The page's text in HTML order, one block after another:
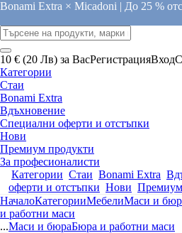
Bonami Extra × Micadoni | До 25 %
10 € (20 Лв) за ВасРегистрацияВход
Категории
Стаи
Bonami Extra
Вдъхновение
Специални оферти и отстъпки
Нови
Премиум продукти
За професионалисти
Категории Стаи Bonami Extra
оферти и отстъпки Нови
НачалоКатегорииМебелиМаси и
и работни маси
...Маси и бюраБюра и работни маси